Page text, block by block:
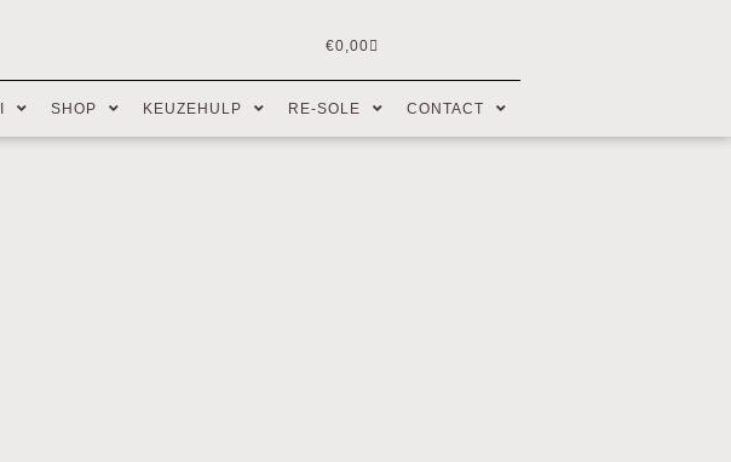
€0,00
SHOP KEUZEHULP RE-SOLE CONTACT